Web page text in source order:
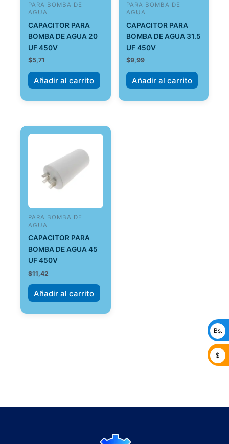
PARA BOMBA DE
AGUA
CAPACITOR PARA
BOMBA DE AGUA 20
UF 450V
$5,71
Añadir al carrito
PARA BOMBA DE
AGUA
CAPACITOR PARA
BOMBA DE AGUA 31.5
UF 450V
$9,99
Añadir al carrito
PARA BOMBA DE
AGUA
CAPACITOR PARA
BOMBA DE AGUA 45
UF 450V
$11,42
Añadir al carrito
Bs.
$